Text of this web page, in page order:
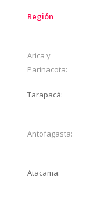
Región
Arica y
Parinacota:
Tarapacá:
Antofagasta:
Atacama: